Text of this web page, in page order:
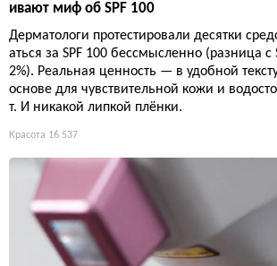
ивают миф об SPF 100
Дерматологи протестировали десятки
аться за SPF 100 бессмысленно (разница с
2%). Реальная ценность — в удобной
основе для чувствительной кожи и
т. И никакой липкой плёнки.
Красота 16 537